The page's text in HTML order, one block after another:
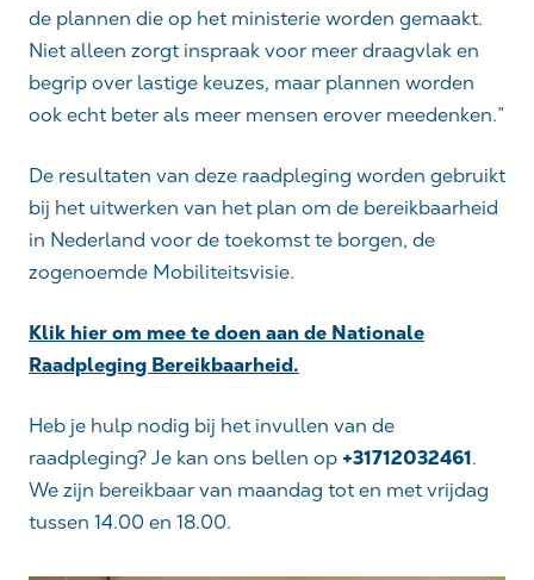
de plannen die op het ministerie worden gemaakt.
Niet alleen zorgt inspraak voor meer draagvlak en
begrip over lastige keuzes, maar plannen worden
ook echt beter als meer mensen erover meedenken.”
De resultaten van deze raadpleging worden gebruikt
bij het uitwerken van het plan om de bereikbaarheid
in Nederland voor de toekomst te borgen, de
zogenoemde Mobiliteitsvisie.
Klik hier om mee te doen aan de Nationale
Raadpleging Bereikbaarheid.
Heb je hulp nodig bij het invullen van de
raadpleging? Je kan ons bellen op +31712032461.
We zijn bereikbaar van maandag tot en met vrijdag
tussen 14.00 en 18.00.